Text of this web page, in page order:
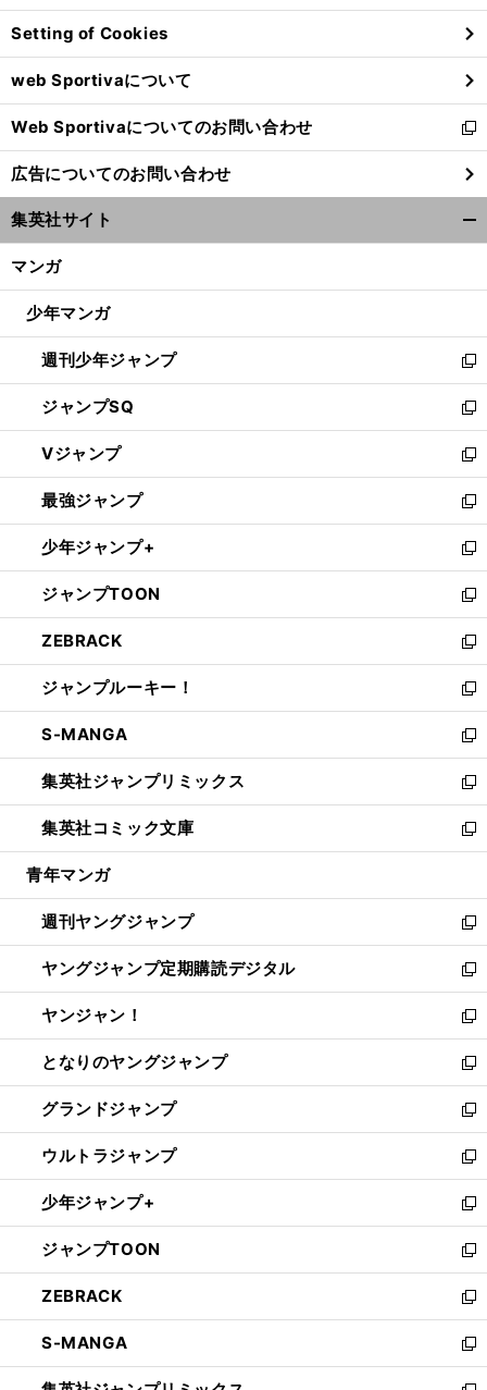
ン
ド
ウ
で
開
く
Setting of Cookies
web Sportivaについて
Web Sportivaについてのお問い合わせ
新
し
い
ウ
ィ
ン
ウ
開
く
広告についてのお問い合わせ
集英社サイト
マンガ
少年マンガ
週刊少年ジャンプ
新
し
い
ウ
ィ
ン
ド
ウ
で
開
く
ジャンプSQ
新
し
い
ウ
ィ
ン
ド
ウ
で
開
く
Vジャンプ
新
し
い
ウ
ィ
ン
ド
ウ
で
開
く
最強ジャンプ
新
し
い
ウ
ィ
ン
ド
ウ
で
開
く
少年ジャンプ+
新
し
い
ウ
ィ
ン
ド
ウ
で
開
く
ジャンプTOON
新
し
い
ウ
ィ
ン
ド
ウ
で
開
く
ZEBRACK
新
し
い
ウ
ィ
ン
ド
ウ
で
開
ジャンプルーキー！
新
し
い
ウ
ィ
ン
ド
ウ
開
く
S-MANGA
新
し
い
ウ
ィ
ン
ウ
で
開
く
集英社ジャンプリミックス
新
し
い
ウ
ン
ド
ウ
で
開
く
集英社コミック文庫
新
し
ウ
ィ
ン
ド
ウ
で
開
く
青年マンガ
週刊ヤングジャンプ
新
し
い
ウ
ィ
ン
ド
ウ
で
開
く
ヤングジャンプ定期購読デジタル
新
し
い
ウ
ィ
ン
ド
ウ
で
開
く
ヤンジャン！
新
し
い
ウ
ィ
ン
ド
ウ
で
開
く
となりのヤングジャンプ
新
し
い
ウ
ィ
ン
ド
ウ
で
開
く
グランドジャンプ
新
し
い
ウ
ィ
ン
ド
ウ
で
開
く
ウルトラジャンプ
新
し
い
ウ
ィ
ン
ド
ウ
で
開
少年ジャンプ+
新
し
い
ウ
ィ
ン
ド
ウ
ジャンプTOON
新
し
い
ウ
ィ
ン
ZEBRACK
新
し
い
ウ
S-MANGA
新
し